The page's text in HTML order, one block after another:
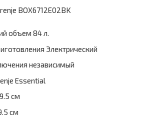
BOX6712E02BK
объем 84 л.
Электрический
независимый
Essential
см
см